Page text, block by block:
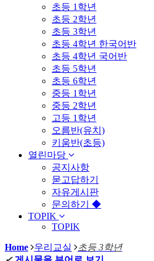
초등 1학년
초등 2학년
초등 3학년
초등 4학년 한국어반
초등 4학년 국어반
초등 5학년
초등 6학년
중등 1학년
중등 2학년
고등 1학년
오름반(유치)
키움반(초등)
열린마당
공지사항
묻고답하기
자유게시판
문의하기 ◆
TOPIK
TOPIK
Home 우리교실
초등 3학년